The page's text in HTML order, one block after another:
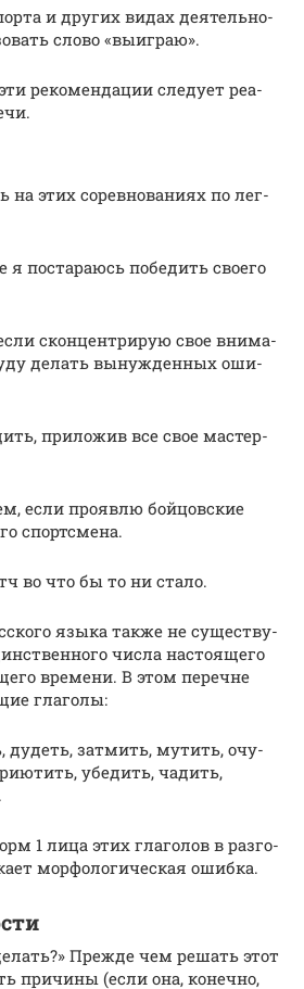
и дру­гих видах дея­тель­но­
сло­во «выиг­раю».
реко­мен­да­ции сле­ду­ет реа­
на этих сорев­но­ва­ни­ях по лег­
я поста­ра­юсь побе­дить сво­е­го
скон­цен­три­рую свое вни­ма­
делать вынуж­ден­ных оши­
при­ло­жив все свое мастер­
если про­яв­лю бой­цов­ские
спортс­ме­на.
во что бы то ни ста­ло.
язы­ка так­же не суще­ству­
чис­ла насто­я­ще­го
вре­ме­ни. В этом перечне
гла­го­лы:
дудеть, затмить, мутить, очу­
убе­дить, чадить,
1 лица этих гла­го­лов в раз­го­
мор­фо­ло­ги­че­ская ошиб­ка.
Прежде чем решать этот
причины (если она, конечно,